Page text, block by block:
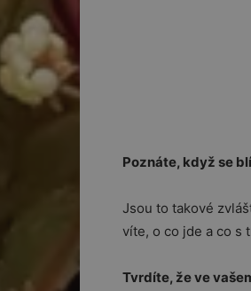
Poznáte, když se
Jsou to takové
víte, o co jde a co s
Tvrdíte, že ve